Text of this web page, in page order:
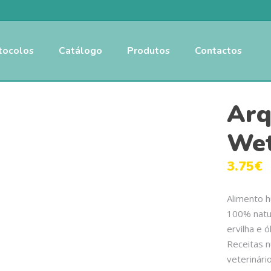
Catálogo Produtos Contactos
3.75€
Alimento
100%
ervilha e
Receitas